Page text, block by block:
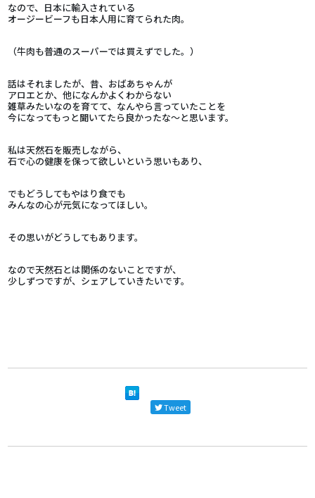
なので、日本に輸入されている
オージービーフも日本人用に育てられた肉。
（牛肉も普通のスーパーでは買えずでした。）
話はそれましたが、昔、おばあちゃんが
アロエとか、他になんかよくわからない
雑草みたいなのを育てて、なんやら言っていたことを
今になってもっと聞いてたら良かったな～と思います。
私は天然石を販売しながら、
石で心の健康を保って欲しいという思いもあり、
でもどうしてもやはり食でも
みんなの心が元気になってほしい。
その思いがどうしてもあります。
なので天然石とは関係のないことですが、
少しずつですが、シェアしていきたいです。
Tweet